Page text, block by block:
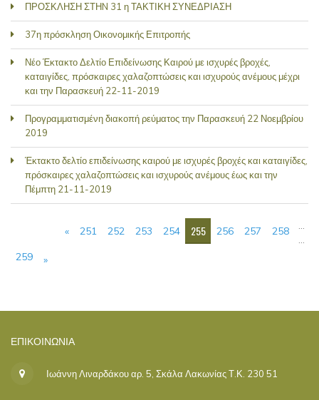
ΠΡΟΣΚΛΗΣΗ ΣΤΗN 31 η ΤΑΚΤΙΚΗ ΣΥΝΕΔΡΙΑΣΗ
37η πρόσκληση Οικονομικής Επιτροπής
Νέο Έκτακτο Δελτίο Επιδείνωσης Καιρού με ισχυρές βροχές,
καταιγίδες, πρόσκαιρες χαλαζοπτώσεις και ισχυρούς ανέμους μέχρι
και την Παρασκευή 22-11-2019
Προγραμματισμένη διακοπή ρεύματος την Παρασκευή 22 Νοεμβρίου
2019
Έκτακτο δελτίο επιδείνωσης καιρού με ισχυρές βροχές και καταιγίδες,
πρόσκαιρες χαλαζοπτώσεις και ισχυρούς ανέμους έως και την
Πέμπτη 21-11-2019
« 251 252 253 254 255 256 257
258
259
»
ΕΠΙΚΟΙΝΩΝΊΑ
Ιωάννη Λιναρδάκου αρ. 5, Σκάλα Λακωνίας Τ.Κ. 230 51